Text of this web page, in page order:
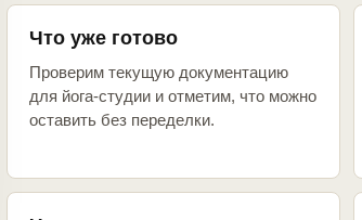
Что уже готово
Проверим текущую документацию
для йога-студии и отметим, что можно
оставить без переделки.